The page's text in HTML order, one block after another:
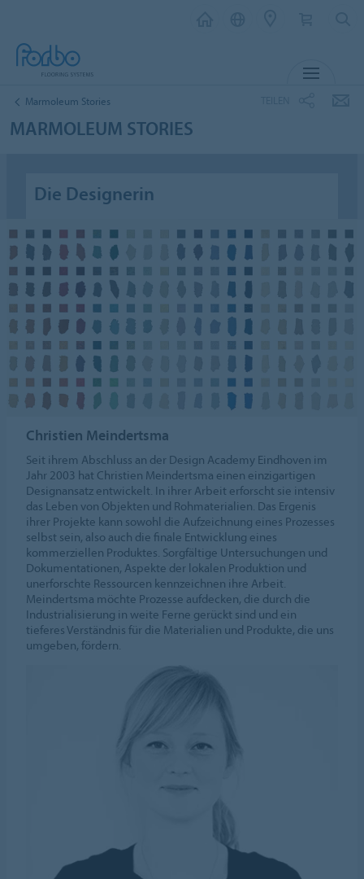
Marmoleum Stories
MARMOLEUM STORIES
Die Designerin
Christien Meindertsma
Seit ihrem Abschluss an der Design Academy Eindhoven im
Jahr 2003 hat Christien Meindertsma einen einzigartigen
Designansatz entwickelt. In ihrer Arbeit erforscht sie intensiv
das Leben von Objekten und Rohmaterialien. Das Ergenis
ihrer Projekte kann sowohl die Aufzeichnung eines Prozesses
selbst sein, also auch die finale Entwicklung eines
kommerziellen Produktes. Sorgfältige Untersuchungen und
Dokumentationen, Aspekte der lokalen Produktion und
unerforschte Ressourcen kennzeichnen ihre Arbeit.
Meindertsma möchte Prozesse aufdecken, die durch die
Industrialisierung in weite Ferne gerückt sind und ein
tieferes Verständnis für die Materialien und Produkte, die uns
umgeben, fördern.